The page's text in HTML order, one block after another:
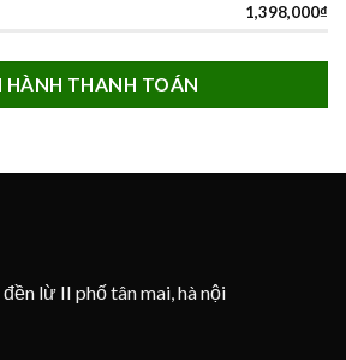
1,398,000₫
HÀNH THANH TOÁN
lừ II phố tân mai, hà nội